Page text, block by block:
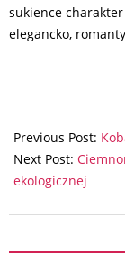
sukience
elegancko,
08-
01
Previous Post:
Next Post:
ekologicznej